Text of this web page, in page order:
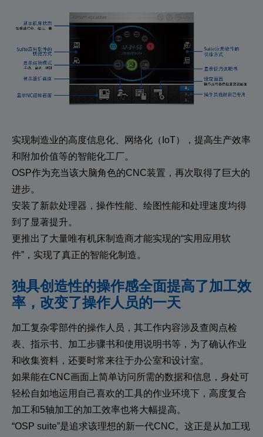
实现制造业的高度信息化、网络化（IoT），提高生产效率
和附加价值等的智能化工厂。
OSP作为充当该大脑角色的CNC装置，再次取得了巨大的
进步。
安装了新款处理器，操作性能、绘图性能和处理速度均得
到了显著提升。
更推出了大量唯有机床制造商才能实现的“实用应用软
件”，实现了真正的智能化制造。
独具创造性的操作感全面提高了加工效
率， 改变了操作人员的一天
加工复杂零部件的操作人员，其工作内容涉及查阅点检
表、指示书、加工步骤书和使用说明书等，为了确认作业
和收集资料，还要时常来往于办公室和设计室。
如果能在CNC画面上简单访问所需的数据和信息，身处可
轻松自如地运用自己喜欢的工具的作业环境下，高度复合
加工和5轴加工的加工效率也将大幅提高。
“OSP suite”是追求该理想的新一代CNC。这正是从加工现